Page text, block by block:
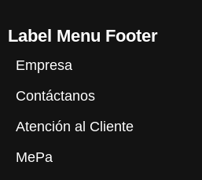
Label Menu Footer
Empresa
Contáctanos
Atención al Cliente
MePa